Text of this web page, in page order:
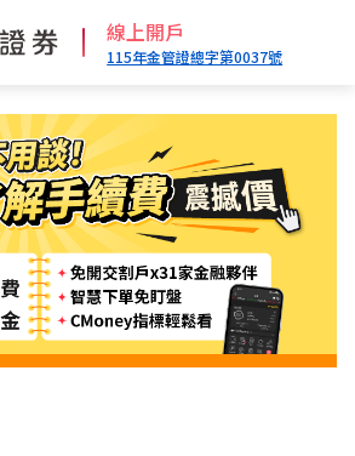
線上開戶
115年金管證總字第0037號